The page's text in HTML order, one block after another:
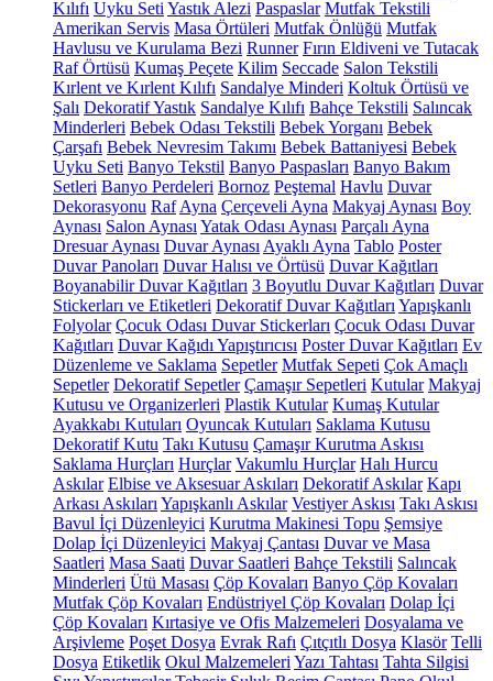
Kılıfı Uyku Seti Yastık Alezi Paspaslar Mutfak Tekstili
Amerikan Servis Masa Örtüleri Mutfak Önlüğü Mutfak
Havlusu ve Kurulama Bezi Runner Fırın Eldiveni ve Tutacak
Raf Örtüsü Kumaş Peçete Kilim Seccade Salon Tekstili
Kırlent ve Kırlent Kılıfı Sandalye Minderi Koltuk Örtüsü ve
Şalı Dekoratif Yastık Sandalye Kılıfı Bahçe Tekstili Salıncak
Minderleri Bebek Odası Tekstili Bebek Yorganı Bebek
Çarşafı Bebek Nevresim Takımı Bebek Battaniyesi Bebek
Uyku Seti Banyo Tekstil Banyo Paspasları Banyo Bakım
Setleri Banyo Perdeleri Bornoz Peştemal Havlu Duvar
Dekorasyonu Raf Ayna Çerçeveli Ayna Makyaj Aynası Boy
Aynası Salon Aynası Yatak Odası Aynası Parçalı Ayna
Dresuar Aynası Duvar Aynası Ayaklı Ayna Tablo Poster
Duvar Panoları Duvar Halısı ve Örtüsü Duvar Kağıtları
Boyanabilir Duvar Kağıtları 3 Boyutlu Duvar Kağıtları Duvar
Stickerları ve Etiketleri Dekoratif Duvar Kağıtları Yapışkanlı
Folyolar Çocuk Odası Duvar Stickerları Çocuk Odası Duvar
Kağıtları Duvar Kağıdı Yapıştırıcısı Poster Duvar Kağıtları Ev
Düzenleme ve Saklama Sepetler Mutfak Sepeti Çok Amaçlı
Sepetler Dekoratif Sepetler Çamaşır Sepetleri Kutular Makyaj
Kutusu ve Organizerleri Plastik Kutular Kumaş Kutular
Ayakkabı Kutuları Oyuncak Kutuları Saklama Kutusu
Dekoratif Kutu Takı Kutusu Çamaşır Kurutma Askısı
Saklama Hurçları Hurçlar Vakumlu Hurçlar Halı Hurcu
Askılar Elbise ve Aksesuar Askıları Dekoratif Askılar Kapı
Arkası Askıları Yapışkanlı Askılar Vestiyer Askısı Takı Askısı
Bavul İçi Düzenleyici Kurutma Makinesi Topu Şemsiye
Dolap İçi Düzenleyici Makyaj Çantası Duvar ve Masa
Saatleri Masa Saati Duvar Saatleri Bahçe Tekstili Salıncak
Minderleri Ütü Masası Çöp Kovaları Banyo Çöp Kovaları
Mutfak Çöp Kovaları Endüstriyel Çöp Kovaları Dolap İçi
Çöp Kovaları Kırtasiye ve Ofis Malzemeleri Dosyalama ve
Arşivleme Poşet Dosya Evrak Rafı Çıtçıtlı Dosya Klasör Telli
Dosya Etiketlik Okul Malzemeleri Yazı Tahtası Tahta Silgisi